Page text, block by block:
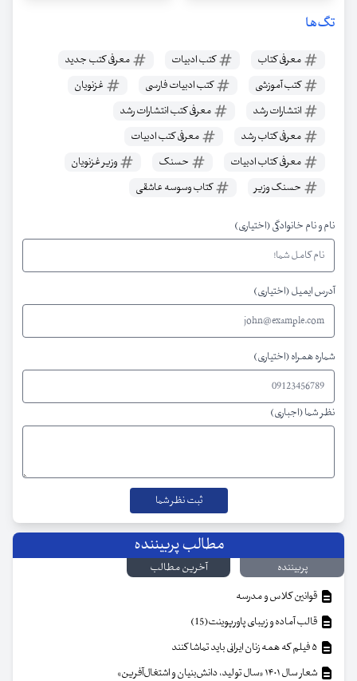
تگ‌ها
معرفی کتاب کتب ادبیات
معرفی کتب جدید
کتب آموزشی
کتب ادبیات فارسی
غزنویان
انتشارات رشد
معرفی کتب انتشارات رشد
معرفی کتاب رشد
معرفی کتب ادبیات
معرفی کتاب ادبیات
حسنک
وزیر غزنویان
حسنک وزیر
کتاب وسوسه عاشقی
نام و نام خانوادگی (اختیاری)
آدرس ایمیل (اختیاری)
شماره همراه (اختیاری)
نظر شما (اجباری)
مطالب پربیننده
پربیننده
آخرین مطالب
قوانین کلاس و مدرسه
قالب آماده و زیبای پاورپوینت(15)
شعار سال ۱۴۰۱ «سال تولید، دانش‌بنیان و اشتغال‌آفرین»